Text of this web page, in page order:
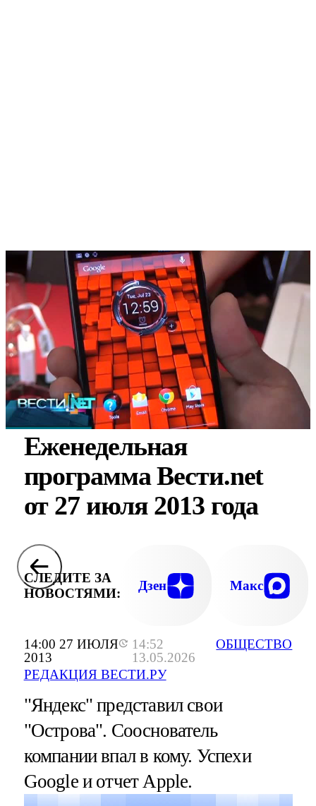
14:00 27 ИЮЛЯ
2013
14:52
13.05.2026
РЕДАКЦИЯ ВЕСТИ.РУ
ОБЩЕСТВО
Еженедельная
программа Вести.net
от 27 июля 2013 года
СЛЕДИТЕ ЗА
НОВОСТЯМИ:
Дзен Макс
"Яндекс" представил свои
"Острова". Сооснователь
компании впал в кому. Успехи
Google и отчет Apple.